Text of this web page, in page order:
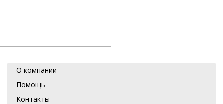
О компании
Помощь
Контакты